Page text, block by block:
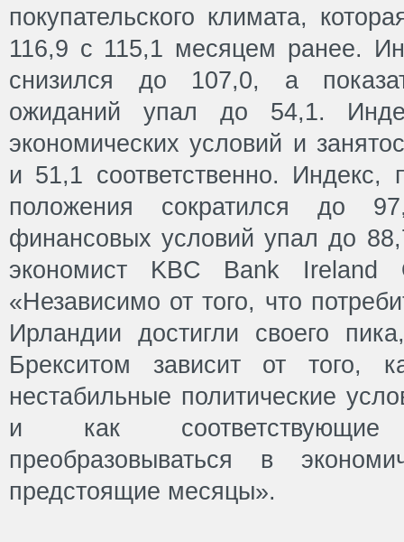
покупательского климата,
116,9 с 115,1 месяцем ранее.
снизился до 107,0, а
ожиданий упал до 54,1.
экономических условий и
и 51,1 соответственно. Индекс,
положения сократился до
финансовых условий упал до
экономист KBC Bank Ireland
«Независимо от того, что
Ирландии достигли своего
Брекситом зависит от того,
нестабильные политические
и как
преобразовываться в
предстоящие месяцы».